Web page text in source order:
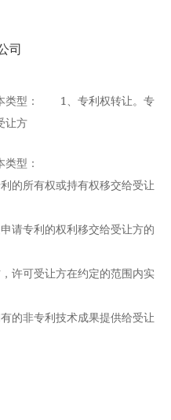
司
类型： 1、专利权转让。专
让方
型：
的所有权或持有权移交给受让
请专利的权利移交给受让方的
许可受让方在约定的范围内实
的非专利技术成果提供给受让